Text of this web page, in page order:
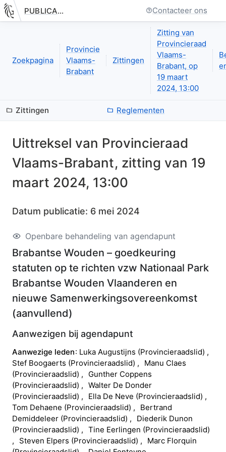
Nieuwe pagina: PUBLICATIE.GELINKT-NOTULEREN.VLAANDEREN.BE Contacteer ons
Zoekpagina
Provincie
Vlaams-
Brabant
Zittingen
Zitting van
Provincieraad
Vlaams-
Brabant, op
19 maart
2024, 13:00
Zittingen Reglementen
Uittreksel van Provincieraad
Vlaams-Brabant, zitting van 19
maart 2024, 13:00
Datum publicatie: 6 mei 2024
Openbare behandeling van agendapunt
Brabantse Wouden – goedkeuring
statuten op te richten vzw Nationaal Park
Brabantse Wouden Vlaanderen en
nieuwe Samenwerkingsovereenkomst
(aanvullend)
Aanwezigen bij agendapunt
Aanwezige leden Luka Augustijns (Provincieraadslid)
Stef Boogaerts (Provincieraadslid) Manu Claes
(Provincieraadslid) Gunther Coppens
(Provincieraadslid) Walter De Donder
(Provincieraadslid) Ella De Neve (Provincieraadslid)
Tom Dehaene (Provincieraadslid)
Bertrand
Demiddeleer (Provincieraadslid) Diederik Dunon
(Provincieraadslid) Tine Eerlingen (Provincieraadslid)
Steven Elpers (Provincieraadslid) Marc Florquin